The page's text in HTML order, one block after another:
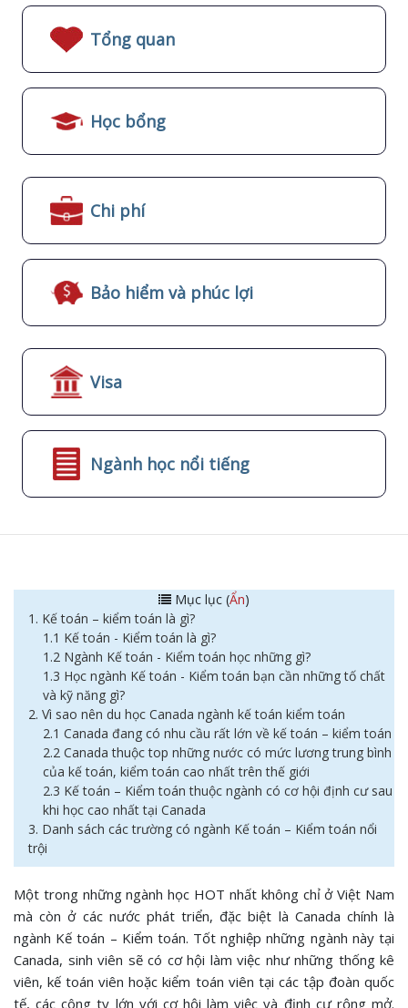
Tổng quan
Học bổng
Chi phí
Bảo hiểm và phúc lợi
Visa
Ngành học nổi tiếng
Mục lục (Ẩn)
1. Kế toán – kiểm toán là gì?
1.1 Kế toán - Kiểm toán là gì?
1.2 Ngành Kế toán - Kiểm toán học những gì?
1.3 Học ngành Kế toán - Kiểm toán bạn cần những tố chất
và kỹ năng gì?
2. Vì sao nên du học Canada ngành kế toán kiểm toán
2.1 Canada đang có nhu cầu rất lớn về kế toán – kiểm toán
2.2 Canada thuộc top những nước có mức lương trung bình
của kế toán, kiểm toán cao nhất trên thế giới
2.3 Kế toán – Kiểm toán thuộc ngành có cơ hội định cư sau
khi học cao nhất tại Canada
3. Danh sách các trường có ngành Kế toán – Kiểm toán nổi
trội
Một trong những ngành học HOT nhất không chỉ ở Việt Nam
mà còn ở các nước phát triển, đặc biệt là Canada chính là
ngành Kế toán – Kiểm toán. Tốt nghiệp những ngành này tại
Canada, sinh viên sẽ có cơ hội làm việc như những thống kê
viên, kế toán viên hoặc kiểm toán viên tại các tập đoàn quốc
tế, các công ty lớn với cơ hội làm việc và định cư rộng mở.